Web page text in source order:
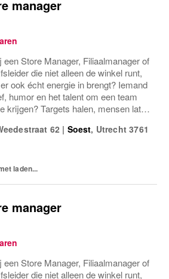
manager
een Store Manager, Filiaalmanager of
die niet alleen de winkel runt,
ook écht energie in brengt? Iemand
humor en het talent om een team
krijgen? Targets halen, mensen laten
Dan zoeken wij jou.Bij...
62 | Soest, Utrecht 3761
laden...
manager
een Store Manager, Filiaalmanager of
die niet alleen de winkel runt,